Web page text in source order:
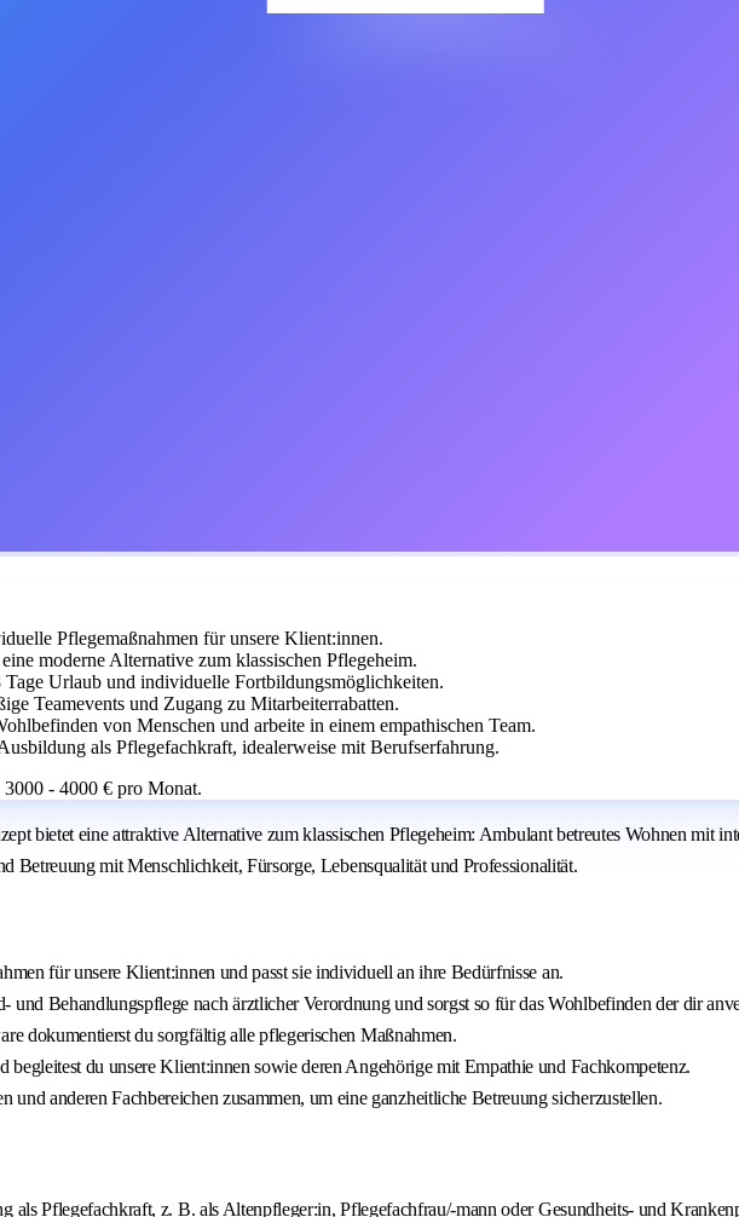
Pflegemaßnahmen für unsere Klient:innen.
moderne Alternative zum klassischen Pflegeheim.
Urlaub und individuelle Fortbildungsmöglichkeiten.
Teamevents und Zugang zu Mitarbeiterrabatten.
von Menschen und arbeite in einem empathischen Team.
als Pflegefachkraft, idealerweise mit Berufserfahrung.
- 4000 € pro Monat.
bietet eine attraktive Alternative zum klassischen Pflegeheim: Ambulant betreutes Wohnen mit
Betreuung mit Menschlichkeit, Fürsorge, Lebensqualität und Professionalität.
für unsere Klient:innen und passt sie individuell an ihre Bedürfnisse an.
und Behandlungspflege nach ärztlicher Verordnung und sorgst so für das Wohlbefinden der dir
dokumentierst du sorgfältig alle pflegerischen Maßnahmen.
begleitest du unsere Klient:innen sowie deren Angehörige mit Empathie und Fachkompetenz.
und anderen Fachbereichen zusammen, um eine ganzheitliche Betreuung sicherzustellen.
als Pflegefachkraft, z. B. als Altenpfleger:in, Pflegefachfrau/-mann oder Gesundheits- und